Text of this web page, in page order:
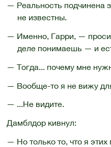
— Реальность подчинена
не известны.
— Именно, Гарри, —
деле понимаешь — и
— Тогда... почему мне
— Вообще-то я не вижу
— ...Не видите.
Дамблдор кивнул:
— Но только то, что я этих